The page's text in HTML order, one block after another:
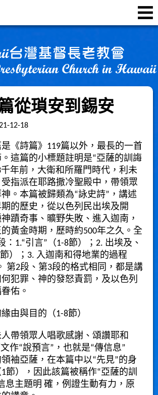
從瑣安到錫安
12-18
是《詩篇》119篇以外，最長的一首
這篇的小標題註明是“亞薩的訓誨
年前，大衛和所羅門時代，利未
指派在耶路撒冷聖殿中，帶領眾
。本篇被歸類為“詠史詩”，講述
的歷史，從以色列民出埃及開
蹟奇事、曠野失敗、進入迦南，
黃金時期，歷時約500年之久。全
：1.“引言”（1-8節）；2. 出埃及、
）；3. 入迦南和得地業的過程
第2段、第3段的格式相同，都是講
犯罪、神的發怒責罰，及以色列
佑。
由與目的（1-8節）
帶領眾人唱歌感謝、頌讚耶和
作“說預言”，也就是“傳信息”
領袖亞薩，在本篇中以“先見”的身
節），因此該篇被稱作“亞薩的訓
息主題明 確，例證生動有力，原